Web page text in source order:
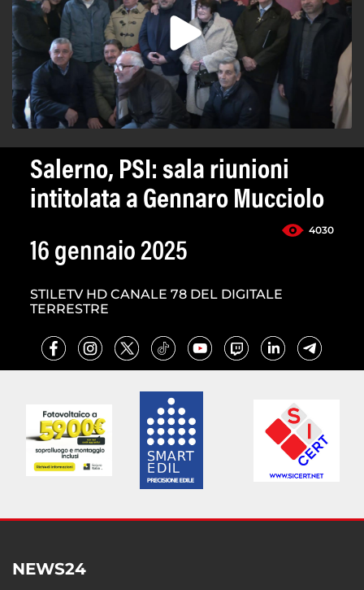
Salerno, PSI: sala riunioni
intitolata a Gennaro Mucciolo
4030
16 gennaio 2025
STILETV HD CANALE 78 DEL DIGITALE
TERRESTRE
NEWS24